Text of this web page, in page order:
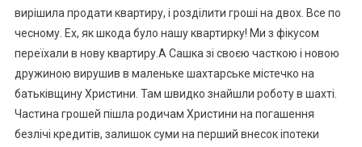
вирішила продати квартиру, і розділити гроші на двох. Все по
чесному. Ех, як шкода було нашу квартирку! Ми з фікусом
переїхали в нову квартиру.А Сашка зі своєю часткою і новою
дружиною вирушив в маленьке шахтарське містечко на
батьківщину Христини. Там швидко знайшли роботу в шахті.
Частина грошей пішла родичам Христини на погашення
безлічі кредитів, залишок суми на перший внесок іпотеки